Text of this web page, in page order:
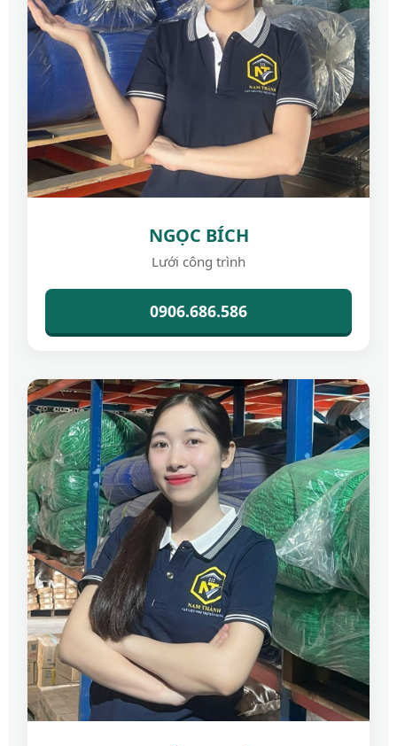
NGỌC BÍCH
Lưới công trình
0906.686.586